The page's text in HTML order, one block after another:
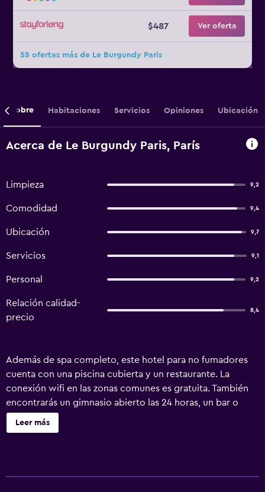
$487 Ver oferta
55 ofertas más de Le Burgundy Paris
Sobre Habitaciones Servicios Opiniones Ubicación
Acerca de Le Burgundy Paris, París
Limpieza 9,2
Comodidad 9,4
Ubicación 9,7
Servicios 9,1
Personal 9,2
Relación calidad-
precio
8,4
Además de spa completo, este hotel para no fumadores
cuenta con una piscina cubierta y un restaurante. La
conexión wifi en las zonas comunes es gratuita. También
encontrarás un gimnasio abierto las 24 horas, un bar o
lounge y un bar-cafetería. Le Burgundy Paris ofrece 59
alojamientos con tableta y minibar. Las camas están
Leer más